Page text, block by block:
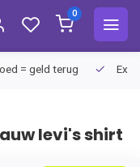
0
= geld terug
levi's shirt